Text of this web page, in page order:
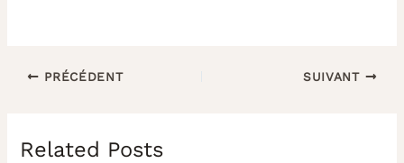
PRÉCÉDENT SUIVANT
Related Posts